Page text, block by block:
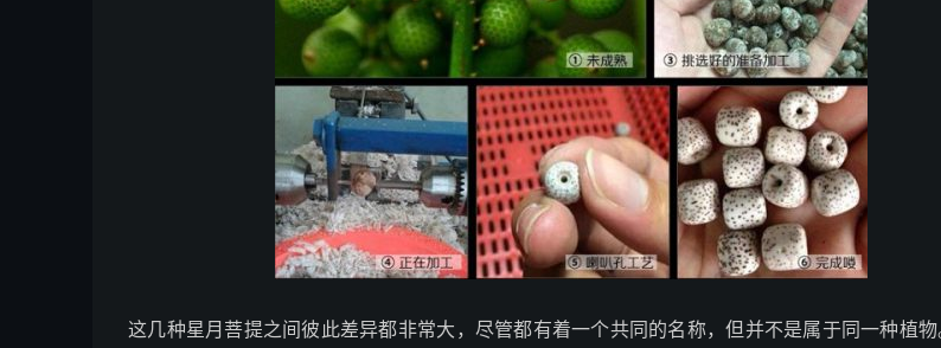
这几种星月菩提之间彼此差异都非常大，尽管都有着一个共同的名称，但并不是属于同一种植